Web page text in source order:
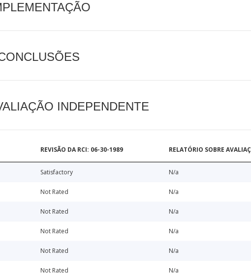
INDEPENDENTE
REVISÃO DA RCI: 06-30-1989 RELATÓRIO SOBRE
Satisfactory N/a
Not Rated N/a
Not Rated N/a
Not Rated N/a
Not Rated N/a
Not Rated N/a